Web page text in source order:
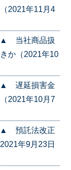
2021年11月4
▲ 当社商品扱
か（2021年10
▲ 遅延損害金
2021年10月7
▲ 預託法改正
年9月23日